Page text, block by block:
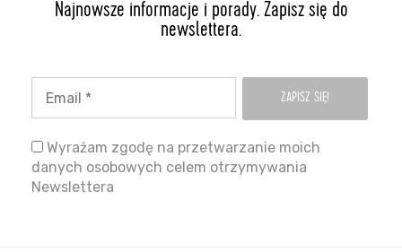
Najnowsze informacje i porady. Zapisz się do
newslettera.
Wyrażam zgodę na przetwarzanie moich
danych osobowych celem otrzymywania
Newslettera